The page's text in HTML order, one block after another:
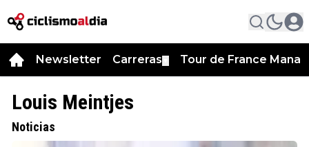
Newsletter Carreras Tour de France
Louis Meintjes
Noticias